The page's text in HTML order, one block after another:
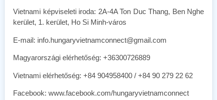
Vietnami képviseleti iroda: 2A-4A Ton Duc Thang, Ben Nghe
kerület, 1. kerület, Ho Si Minh-város
E-mail: info.hungaryvietnamconnect@gmail.com
Magyarországi elérhetőség: +36300726889
Vietnami elérhetőség: +84 904958400 / +84 90 279 22 62
Facebook: www.facebook.com/hungaryvietnamconnect